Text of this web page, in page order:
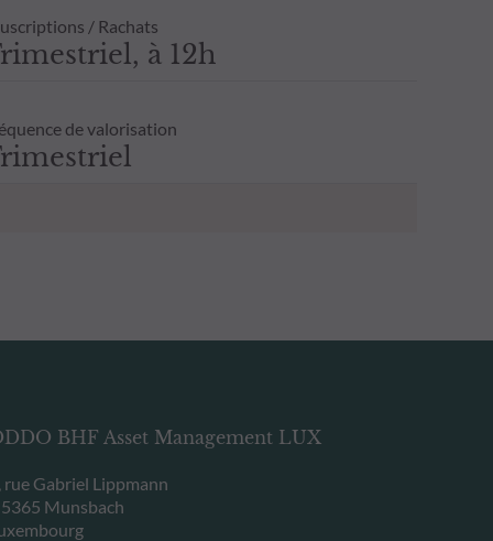
/ Rachats
à 12h
de valorisation
BHF Asset Management LUX
rue Gabriel Lippmann
Munsbach